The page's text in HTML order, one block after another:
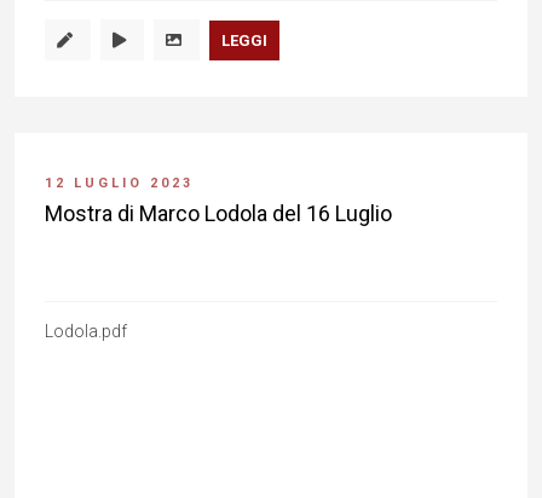
LEGGI
12 LUGLIO 2023
Mostra di Marco Lodola del 16 Luglio
Lodola.pdf